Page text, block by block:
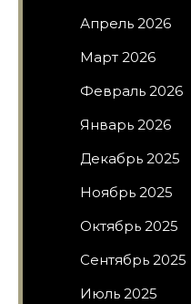
Апрель 2026
Март 2026
Февраль 2026
Январь 2026
Декабрь 2025
Ноябрь 2025
Октябрь 2025
Сентябрь 2025
Июль 2025